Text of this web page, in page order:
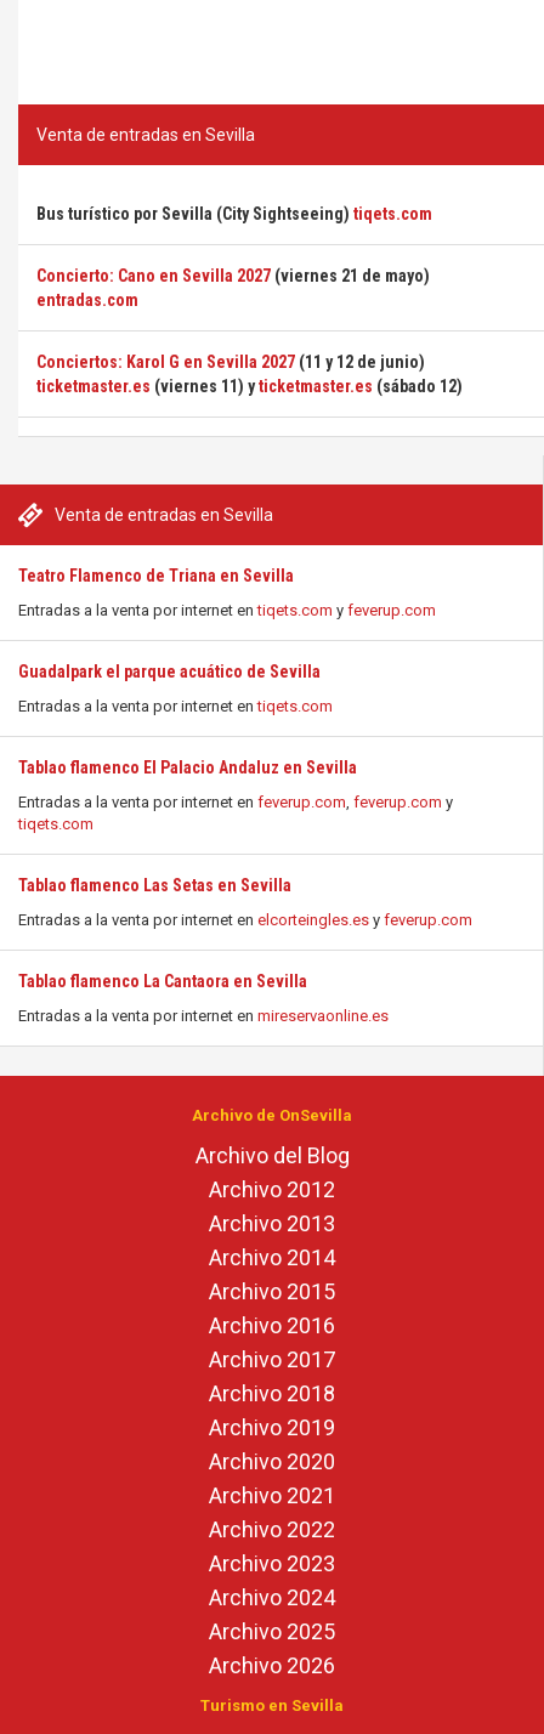
Venta de entradas en Sevilla
Teatro Flamenco de Triana en Sevilla
Entradas a la venta por internet entiqets.com y feverup.com
Guadalpark el parque acuático de Sevilla
Entradas a la venta por internet entiqets.com
Tablao flamenco El Palacio Andaluz en Sevilla
Entradas a la venta por internet en feverup.com, feverup.com y
tiqets.com
Tablao flamenco Las Setas en Sevilla
Entradas a la venta por internet en elcorteingles.es y feverup.com
Tablao flamenco La Cantaora en Sevilla
Entradas a la venta por internet en mireservaonline.es
Venta de entradas en Sevilla
Bus turístico por Sevilla (City Sightseeing) tiqets.com
Concierto: Cano en Sevilla 2027 (viernes 21 de mayo)
entradas.com
Conciertos: Karol G en Sevilla 2027 (11 y 12 de junio)
ticketmaster.es (viernes 11) yticketmaster.es (sábado 12)
Archivo de OnSevilla
Archivo del Blog
Archivo 2012
Archivo 2013
Archivo 2014
Archivo 2015
Archivo 2016
Archivo 2017
Archivo 2018
Archivo 2019
Archivo 2020
Archivo 2021
Archivo 2022
Archivo 2023
Archivo 2024
Archivo 2025
Archivo 2026
Turismo en Sevilla